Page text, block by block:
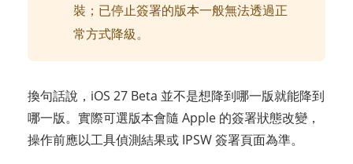
裝；已停止簽署的版本一般無法透過正
常方式降級。
換句話說，iOS 27 Beta 並不是想降到哪一版就能降到
哪一版。實際可選版本會隨 Apple 的簽署狀態改變，
操作前應以工具偵測結果或 IPSW 簽署頁面為準。